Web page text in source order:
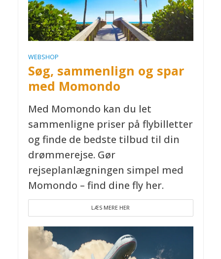
WEBSHOP
Søg, sammenlign og spar
med Momondo
Med Momondo kan du let
sammenligne priser på flybilletter
og finde de bedste tilbud til din
drømmerejse. Gør
rejseplanlægningen simpel med
Momondo – find dine fly her.
LÆS MERE HER